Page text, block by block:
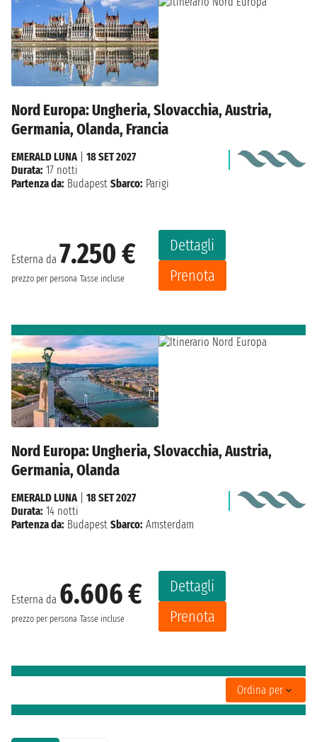
Nord Europa: Ungheria, Slovacchia, Austria,
Germania, Olanda, Francia
Esterna da 7.250 €
prezzo per persona Tasse incluse
Dettagli
Prenota
EMERALD LUNA| 18 SET 2027
Durata: 17 notti
Partenza da: Budapest Sbarco: Parigi
Nord Europa: Ungheria, Slovacchia, Austria,
Germania, Olanda
Esterna da 6.606 €
prezzo per persona Tasse incluse
Dettagli
Prenota
EMERALD LUNA
18 SET 2027
Durata: 14 notti
Partenza da: Budapest Sbarco: Amsterdam
Ordina per